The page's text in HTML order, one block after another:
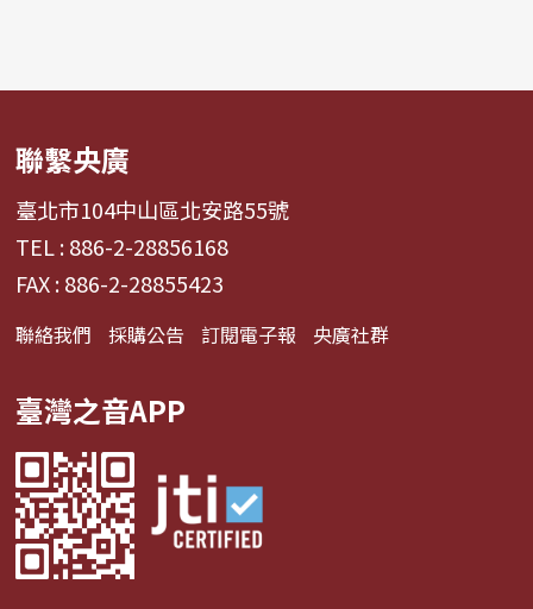
聯繫央廣
臺北市104中山區北安路55號
TEL : 886-2-28856168
FAX : 886-2-28855423
聯絡我們 採購公告 訂閱電子報 央廣社群
臺灣之音APP